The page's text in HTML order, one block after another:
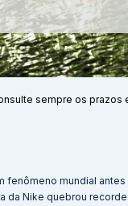
sempre os
fenômeno mundial
Nike quebrou